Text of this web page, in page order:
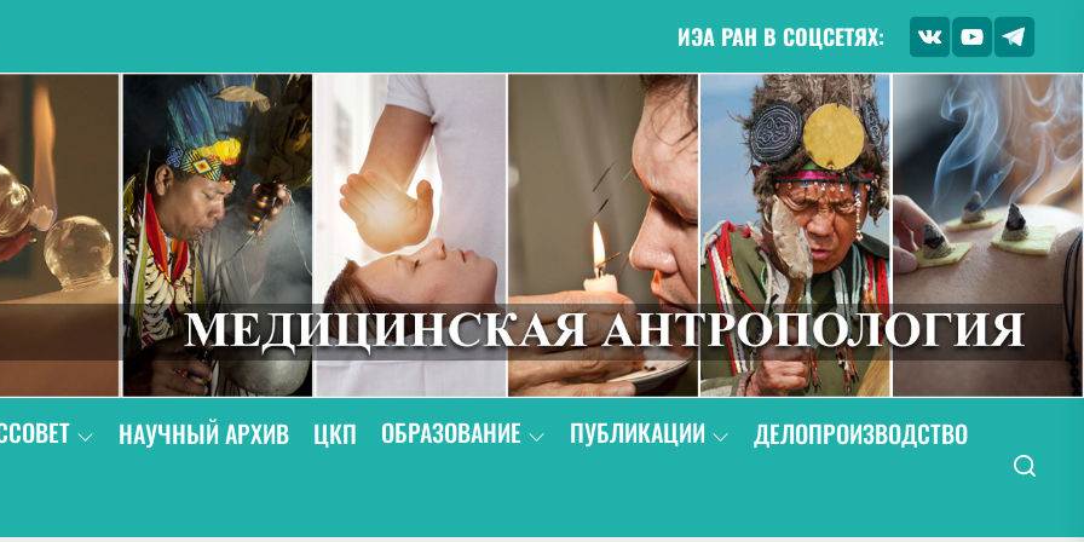
ИЭА РАН В СОЦСЕТЯХ:
НАУЧНЫЙ АРХИВ ЦКП ОБРАЗОВАНИЕ ПУБЛИКАЦИИ
ДЕЛОПРОИЗВОДСТВО